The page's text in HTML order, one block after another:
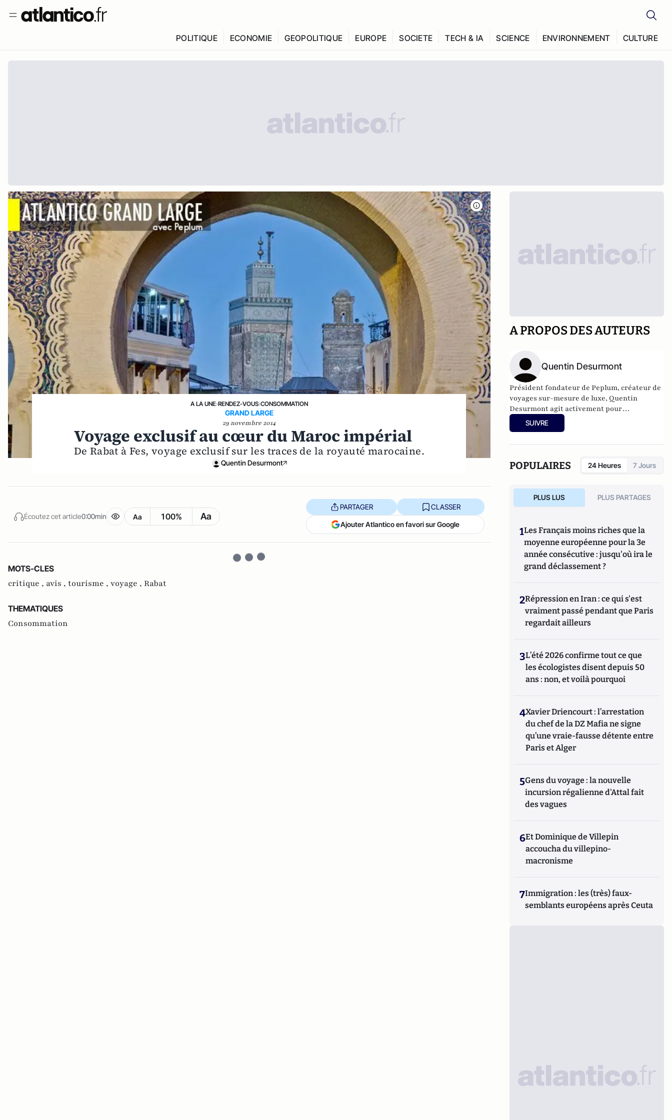
POLITIQUE ECONOMIE GEOPOLITIQUE EUROPE SOCIETE TECH & IA SCIENCE ENVIRONNEMENT CULTURE
A LA UNE›RENDEZ-VOUS›CONSOMMATION
GRAND LARGE
29 novembre 2014
Voyage exclusif au cœur du Maroc impérial
De Rabat à Fes, voyage exclusif sur les traces de la royauté marocaine.
Quentin Desurmont
Écoutez cet article0:00min Aa 100% Aa
PARTAGER CLASSER
Ajouter Atlantico en favori sur Google
MOTS-CLES
critique , avis , tourisme , voyage , Rabat
THEMATIQUES
Consommation
A PROPOS DES AUTEURS
Quentin Desurmont
Président fondateur dePeplum, créateur de
voyages sur-mesure de luxe, Quentin
Desurmont agit activement pour
l’entreprenariat. Il a fait partie de la
délégation du G20 YES à Moscou en 2013 et à
Chrétiens. Quentin contribue aussi à
l’émergence du tourisme de luxe en Europe,
SUIVRE
POPULAIRES 24 Heures 7 Jours
PLUS LUS PLUS PARTAGES
1Les Français moins riches que la
moyenne européenne pour la 3e
année consécutive : jusqu'où ira le
grand déclassement ?
2Répression en Iran : ce qui s'est
vraiment passé pendant que Paris
regardait ailleurs
3L’été 2026 confirme tout ce que
les écologistes disent depuis 50
ans : non, et voilà pourquoi
4Xavier Driencourt : l’arrestation
du chef de la DZ Mafia ne signe
qu’une vraie-fausse détente entre
Paris et Alger
5Gens du voyage : la nouvelle
incursion régalienne d'Attal fait
des vagues
6Et Dominique de Villepin
accoucha du villepino-
macronisme
7Immigration : les (très) faux-
semblants européens après Ceuta